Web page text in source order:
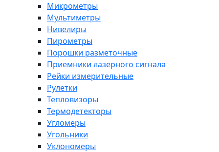
Микрометры
Мультиметры
Нивелиры
Пирометры
Порошки разметочные
Приемники лазерного сигнала
Рейки измерительные
Рулетки
Тепловизоры
Термодетекторы
Угломеры
Угольники
Уклономеры